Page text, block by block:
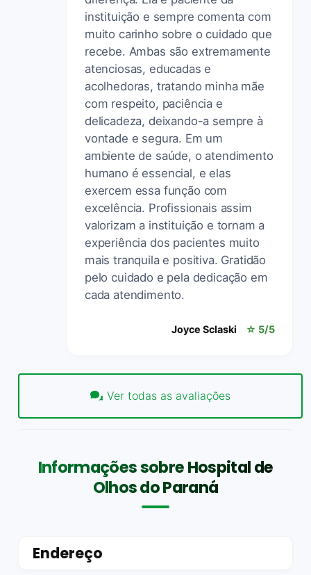
instituição e sempre comenta com
muito carinho sobre o cuidado que
recebe. Ambas são extremamente
atenciosas, educadas e
acolhedoras, tratando minha mãe
com respeito, paciência e
delicadeza, deixando-a sempre à
vontade e segura. Em um
ambiente de saúde, o atendimento
humano é essencial, e elas
exercem essa função com
excelência. Profissionais assim
valorizam a instituição e tornam a
experiência dos pacientes muito
mais tranquila e positiva. Gratidão
pelo cuidado e pela dedicação em
cada atendimento.
Joyce Sclaski ☆ 5/5
Ver todas as avaliações
Informações sobre Hospital de
Olhos do Paraná
Endereço